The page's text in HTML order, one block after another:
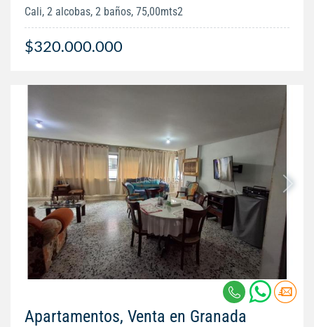
Cali, 2 alcobas, 2 baños, 75,00mts2
$320.000.000
Apartamentos, Venta en Granada